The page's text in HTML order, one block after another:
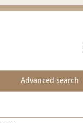
Advanced search